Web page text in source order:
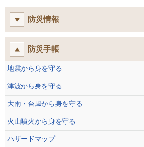
防災情報
防災手帳
地震から身を守る
津波から身を守る
大雨・台風から身を守る
火山噴火から身を守る
ハザードマップ